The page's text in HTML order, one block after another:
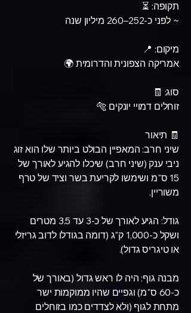
תקופה: ⏳
~ לפני כ-252–260 מיליון שנה
מיקום: 📍
אמריקה הצפונית והדרומית 🌍
סוג: 🧾
זוחלים דמויי יונקים 🐅
🧾 תיאור
שיני חרב: המאפיין הבולט ביותר שלו הוא זוג
ניבי ענק (שיני חרב) שיכלו להגיע לאורך של
15 ס"מ ושימשו לקריעת בשר וציד של טרף
משוריין.
גודל: הגיע לאורך של כ-3 עד 3.5 מטרים
ושקל כ-1,000 ק"ג (דומה בגודלו לדוב גריזלי
או טיגריס גדול).
מבנה גוף: היה לו ראש גדול (באורך של
כ-60 ס"מ) וגפיים שהיו ממוקמות ישר
מתחת לגוף (ולא לצדדים כמו בזוחלים